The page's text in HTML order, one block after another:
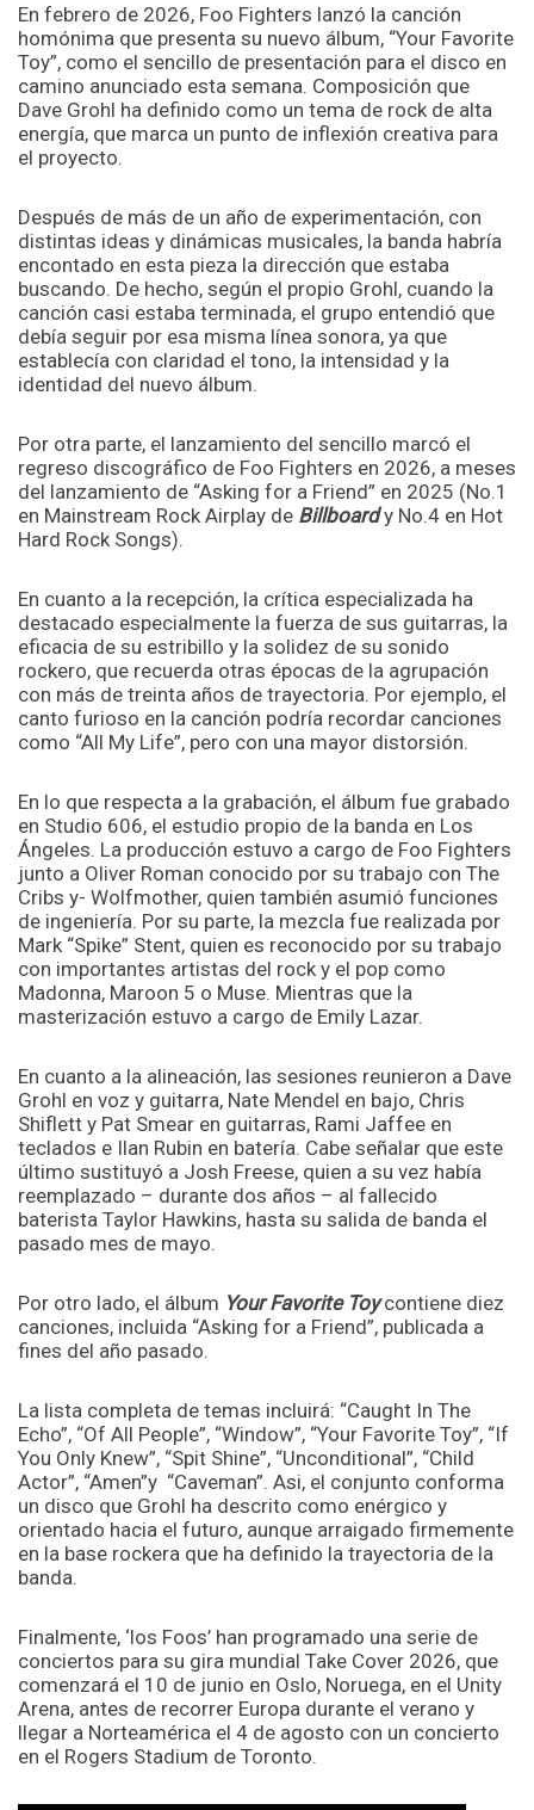
En febrero de 2026, Foo Fighters lanzó la canción
homónima que presenta su nuevo álbum, “Your Favorite
Toy”, como el sencillo de presentación para el disco en
camino anunciado esta semana. Composición que
Dave Grohl ha definido como un tema de rock de alta
energía, que marca un punto de inflexión creativa para
el proyecto.
Después de más de un año de experimentación, con
distintas ideas y dinámicas musicales, la banda habría
encontado en esta pieza la dirección que estaba
buscando. De hecho, según el propio Grohl, cuando la
canción casi estaba terminada, el grupo entendió que
debía seguir por esa misma línea sonora, ya que
establecía con claridad el tono, la intensidad y la
identidad del nuevo álbum.
Por otra parte, el lanzamiento del sencillo marcó el
regreso discográfico de Foo Fighters en 2026, a meses
del lanzamiento de “Asking for a Friend” en 2025 (No.1
en Mainstream Rock Airplay de Billboardy No.4 en Hot
Hard Rock Songs).
En cuanto a la recepción, la crítica especializada ha
destacado especialmente la fuerza de sus guitarras, la
eficacia de su estribillo y la solidez de su sonido
rockero, que recuerda otras épocas de la agrupación
con más de treinta años de trayectoria. Por ejemplo, el
canto furioso en la canción podría recordar canciones
como “All My Life”, pero con una mayor distorsión.
En lo que respecta a la grabación, el álbum fue grabado
en Studio 606, el estudio propio de la banda en Los
Ángeles. La producción estuvo a cargo de Foo Fighters
junto a Oliver Roman conocido por su trabajo con The
Cribs y- Wolfmother, quien también asumió funciones
de ingeniería. Por su parte, la mezcla fue realizada por
Mark “Spike” Stent, quien es reconocido por su trabajo
con importantes artistas del rock y el pop como
Madonna, Maroon 5 o Muse. Mientras que la
masterización estuvo a cargo de Emily Lazar.
En cuanto a la alineación, las sesiones reunieron a Dave
Grohl en voz y guitarra, Nate Mendel en bajo, Chris
Shiflett y Pat Smear en guitarras, Rami Jaffee en
teclados e Ilan Rubin en batería. Cabe señalar que este
último sustituyó a Josh Freese, quien a su vez había
reemplazado – durante dos años – al fallecido
baterista Taylor Hawkins, hasta su salida de banda el
pasado mes de mayo.
Por otro lado, el álbum Your Favorite Toycontiene diez
canciones, incluida “Asking for a Friend”, publicada a
fines del año pasado.
La lista completa de temas incluirá: “Caught In The
Echo”, “Of All People”, “Window”, “Your Favorite Toy”, “If
You Only Knew”, “Spit Shine”, “Unconditional”, “Child
Actor”, “Amen”y “Caveman”. Asi, el conjunto conforma
un disco que Grohl ha descrito como enérgico y
orientado hacia el futuro, aunque arraigado firmemente
en la base rockera que ha definido la trayectoria de la
banda.
Finalmente, ‘los Foos’ han programado una serie de
conciertos para su gira mundial Take Cover 2026, que
comenzará el 10 de junio en Oslo, Noruega, en el Unity
Arena, antes de recorrer Europa durante el verano y
llegar a Norteamérica el 4 de agosto con un concierto
en el Rogers Stadium de Toronto.